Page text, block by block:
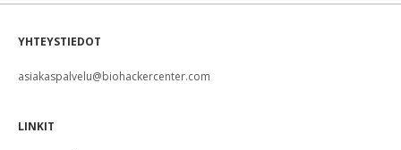
YHTEYSTIEDOT
asiakaspalvelu@biohackercenter.com
LINKIT